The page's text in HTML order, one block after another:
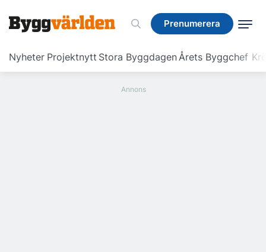
Prenumerera
Nyheter Projektnytt Stora ByggdagenÅrets Byggchef
Prenumerera